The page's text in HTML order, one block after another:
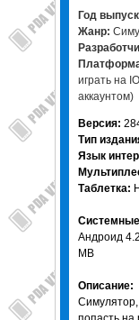
Год
Жанр:
играть на
аккаунтом)
Версия:
Тип
Язык
Таблетка:
Андроид
MB
Описание:
Симулятор,